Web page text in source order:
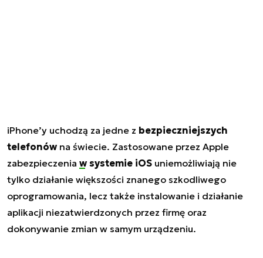
iPhone’y uchodzą za jedne z bezpieczniejszych
telefonów na świecie. Zastosowane przez Apple
zabezpieczenia w systemie iOS uniemożliwiają nie
tylko działanie większości znanego szkodliwego
oprogramowania, lecz także instalowanie i działanie
aplikacji niezatwierdzonych przez firmę oraz
dokonywanie zmian w samym urządzeniu.